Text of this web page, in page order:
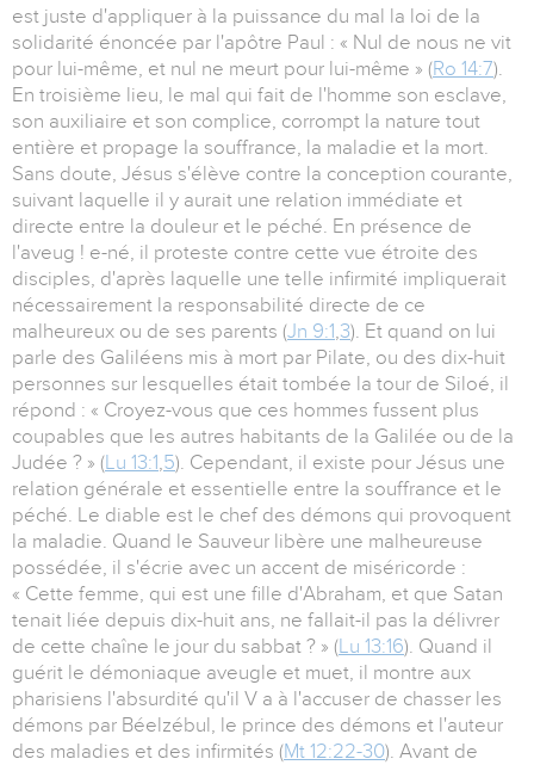
est juste d'appliquer à la puissance du mal la loi de la
solidarité énoncée par l'apôtre Paul : « Nul de nous ne vit
pour lui-même, et nul ne meurt pour lui-même » (Ro 14:7).
En troisième lieu, le mal qui fait de l'homme son esclave,
son auxiliaire et son complice, corrompt la nature tout
entière et propage la souffrance, la maladie et la mort.
Sans doute, Jésus s'élève contre la conception courante,
suivant laquelle il y aurait une relation immédiate et
directe entre la douleur et le péché. En présence de
l'aveug ! e-né, il proteste contre cette vue étroite des
disciples, d'après laquelle une telle infirmité impliquerait
nécessairement la responsabilité directe de ce
malheureux ou de ses parents (Jn 9:1,3). Et quand on lui
parle des Galiléens mis à mort par Pilate, ou des dix-huit
personnes sur lesquelles était tombée la tour de Siloé, il
répond : « Croyez-vous que ces hommes fussent plus
coupables que les autres habitants de la Galilée ou de la
Judée ? » (Lu 13:1,5). Cependant, il existe pour Jésus une
relation générale et essentielle entre la souffrance et le
péché. Le diable est le chef des démons qui provoquent
la maladie. Quand le Sauveur libère une malheureuse
possédée, il s'écrie avec un accent de miséricorde :
« Cette femme, qui est une fille d'Abraham, et que Satan
tenait liée depuis dix-huit ans, ne fallait-il pas la délivrer
de cette chaîne le jour du sabbat ? » (Lu 13:16). Quand il
guérit le démoniaque aveugle et muet, il montre aux
pharisiens l'absurdité qu'il V a à l'accuser de chasser les
démons par Béelzébul, le prince des démons et l'auteur
des maladies et des infirmités (Mt 12:22-30). Avant de